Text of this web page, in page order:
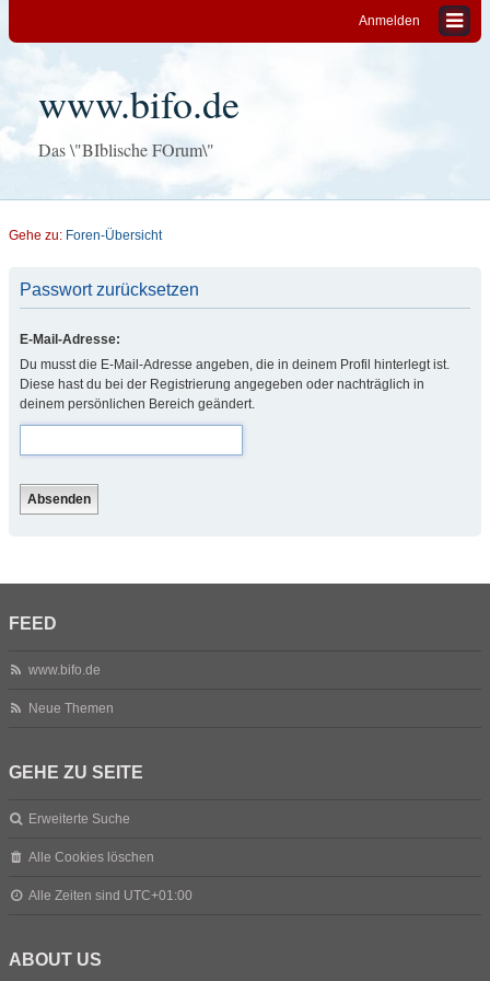
Anmelden
www.bifo.de
Das \"BIblische FOrum\"
Gehe zu: Foren-Übersicht
Passwort zurücksetzen
E-Mail-Adresse:
Du musst die E-Mail-Adresse angeben, die in deinem Profil hinterlegt ist.
Diese hast du bei der Registrierung angegeben oder nachträglich in
deinem persönlichen Bereich geändert.
FEED
www.bifo.de
Neue Themen
GEHE ZU SEITE
Erweiterte Suche
Alle Cookies löschen
Alle Zeiten sind UTC+01:00
ABOUT US